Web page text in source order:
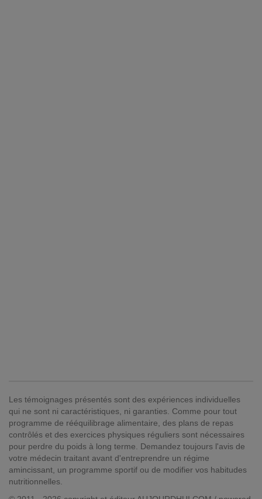
Les témoignages présentés sont des expériences individuelles
qui ne sont ni caractéristiques, ni garanties. Comme pour tout
programme de rééquilibrage alimentaire, des plans de repas
contrôlés et des exercices physiques réguliers sont nécessaires
pour perdre du poids à long terme. Demandez toujours l'avis de
votre médecin traitant avant d'entreprendre un régime
amincissant, un programme sportif ou de modifier vos habitudes
nutritionnelles.